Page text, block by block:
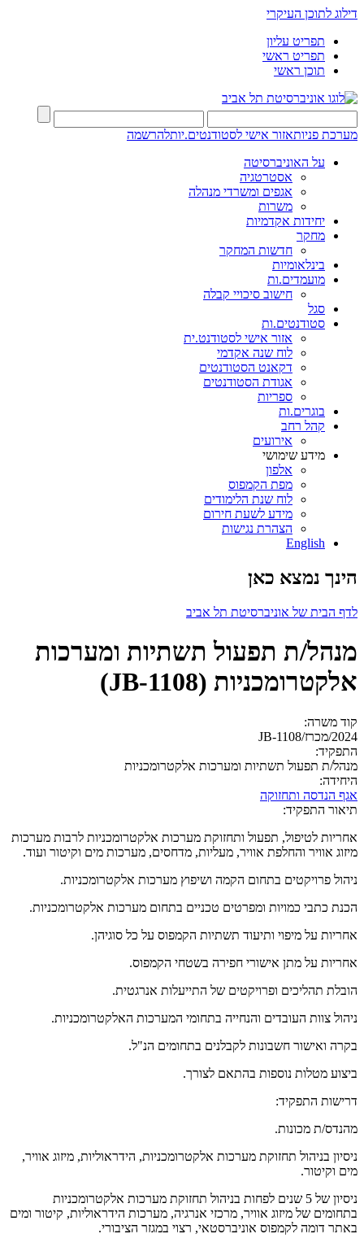
דילוג לתוכן העיקרי
תפריט עליון
תפריט ראשי
תוכן ראשי
מערכת פניותאזור אישי לסטודנטים.יותלהרשמה
על האוניברסיטה
אסטרטגיה
אגפים ומשרדי מנהלה
משרות
יחידות אקדמיות
מחקר
חדשות המחקר
בינלאומיות
מועמדים.ות
חישוב סיכויי קבלה
סגל
סטודנטים.ות
אזור אישי לסטודנט.ית
לוח שנה אקדמי
דקאנט הסטודנטים
אגודת הסטודנטים
ספריות
בוגרים.ות
קהל רחב
אירועים
מידע שימושי
אלפון
מפת הקמפוס
לוח שנת הלימודים
מידע לשעת חירום
הצהרת נגישות
English
הינך נמצא כאן
לדף הבית של אוניברסיטת תל אביב
מנהל/ת תפעול תשתיות ומערכות
אלקטרומכניות (JB-1108)
קוד משרה:
2024/מכרז/JB-1108
התפקיד:
מנהל/ת תפעול תשתיות ומערכות אלקטרומכניות
היחידה:
אגף הנדסה ותחזוקה
תיאור התפקיד:
אחריות לטיפול, תפעול ותחזוקת מערכות אלקטרומכניות לרבות מערכות
מיזוג אוויר והחלפת אוויר, מעליות, מדחסים, מערכות מים וקיטור ועוד.
ניהול פרויקטים בתחום הקמה ושיפוץ מערכות אלקטרומכניות.
הכנת כתבי כמויות ומפרטים טכניים בתחום מערכות אלקטרומכניות.
אחריות על מיפוי ותיעוד תשתיות הקמפוס על כל סוגיהן.
אחריות על מתן אישורי חפירה בשטחי הקמפוס.
הובלת תהליכים ופרויקטים של התייעלות אנרגטית.
ניהול צוות העובדים והנחייה בתחומי המערכות האלקטרומכניות.
בקרה ואישור חשבונות לקבלנים בתחומים הנ"ל.
ביצוע מטלות נוספות בהתאם לצורך.
דרישות התפקיד:
מהנדס/ת מכונות.
ניסיון בניהול תחזוקת מערכות אלקטרומכניות, הידראוליות, מיזוג אוויר,
מים וקיטור.
ניסיון של 5 שנים לפחות בניהול תחזוקת מערכות אלקטרומכניות
בתחומים של מיזוג אוויר, מרכזי אנרגיה, מערכות הידראוליות, קיטור ומים
באתר דומה לקמפוס אוניברסטאי, רצוי במגזר הציבורי.